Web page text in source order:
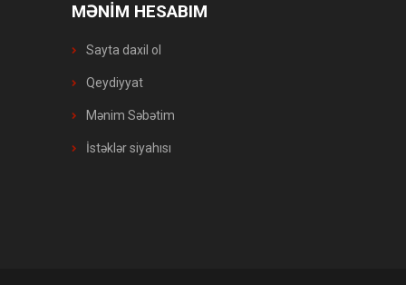
MƏNİM HESABIM
Sayta daxil ol
Qeydiyyat
Mənim Səbətim
İstəklər siyahısı